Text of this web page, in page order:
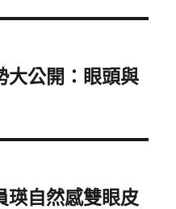
大公開：眼頭與
瑛自然感雙眼皮